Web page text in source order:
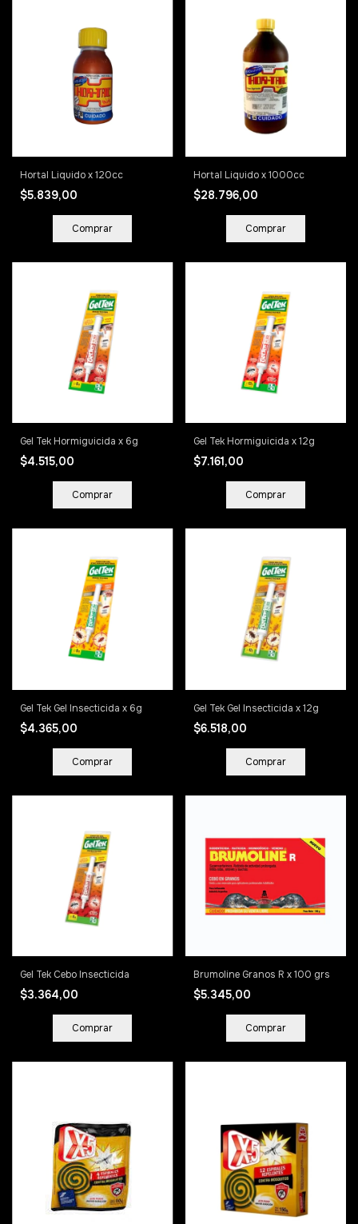
Hortal Liquido x 120cc
$5.839,00
Hortal Liquido x 1000cc
$28.796,00
Gel Tek Hormiguicida x 6g
$4.515,00
Gel Tek Hormiguicida x 12g
$7.161,00
Gel Tek Gel Insecticida x 6g
$4.365,00
Gel Tek Gel Insecticida x 12g
$6.518,00
Gel Tek Cebo Insecticida
$3.364,00
Brumoline Granos R x 100 grs
$5.345,00